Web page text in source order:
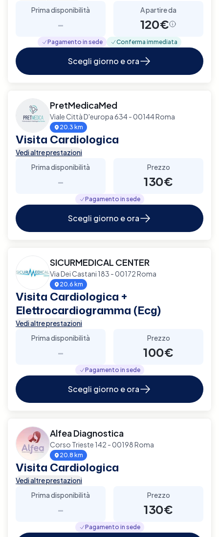
Prima disponibilità
-
A partire da
120€
Pagamento in sede Conferma immediata
Scegli giorno e ora
PretMedicaMed
Viale Città D'europa 634 - 00144 Roma
20.3 km
Visita Cardiologica
Vedi altre prestazioni
Prima disponibilità
-
Prezzo
130€
Pagamento in sede
Scegli giorno e ora
SICURMEDICAL CENTER
Via Dei Castani 183 - 00172 Roma
20.6 km
Visita Cardiologica +
Elettrocardiogramma (Ecg)
Vedi altre prestazioni
Prima disponibilità
-
Prezzo
100€
Pagamento in sede
Scegli giorno e ora
Alfea Diagnostica
Corso Trieste 142 - 00198 Roma
20.8 km
Visita Cardiologica
Vedi altre prestazioni
Prima disponibilità
-
Prezzo
130€
Pagamento in sede